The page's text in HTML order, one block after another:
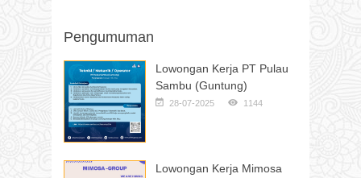
Pengumuman
Lowongan Kerja PT Pulau
Sambu (Guntung)
28-07-2025 1144
Lowongan Kerja Mimosa